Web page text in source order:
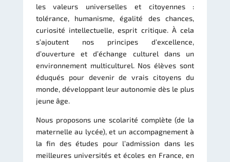
les valeurs universelles et citoyennes :
tolérance, humanisme, égalité des chances,
curiosité intellectuelle, esprit critique. À cela
s’ajoutent nos principes d’excellence,
d’ouverture et d’échange culturel dans un
environnement multiculturel. Nos élèves sont
éduqués pour devenir de vrais citoyens du
monde, développant leur autonomie dès le plus
jeune âge.
Nous proposons une scolarité complète (de la
maternelle au lycée), et un accompagnement à
la fin des études pour l’admission dans les
meilleures universités et écoles en France, en